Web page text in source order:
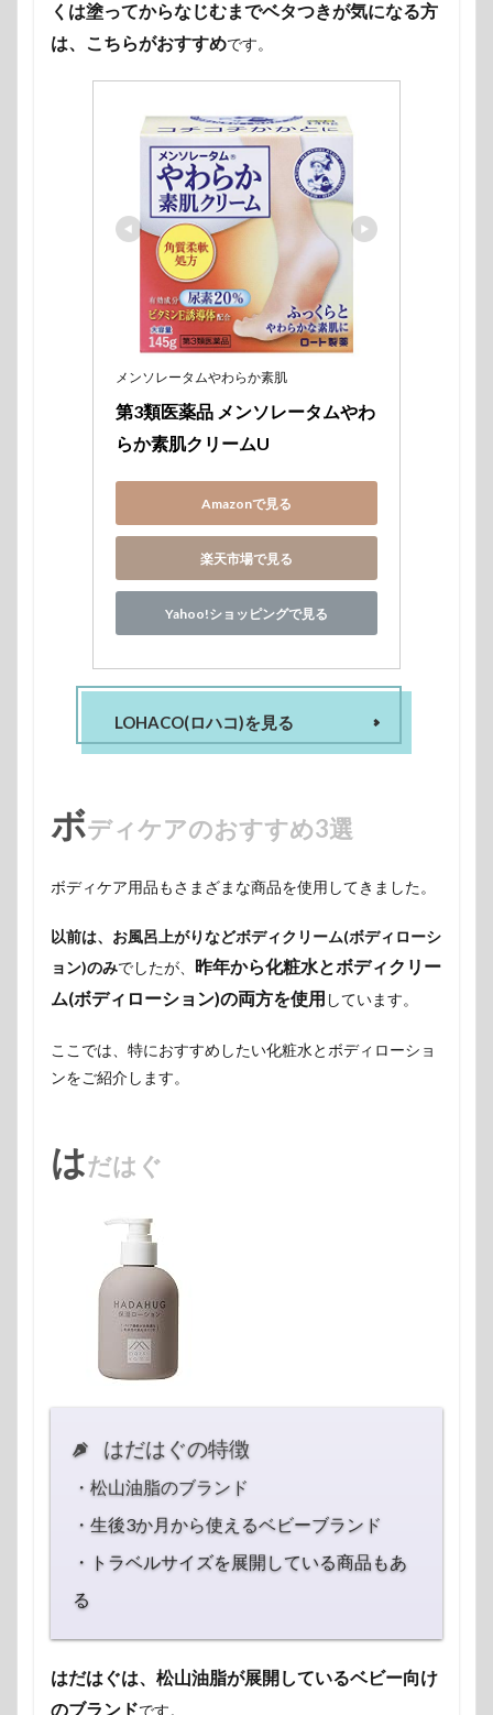
くは塗ってからなじむまでベタつきが気になる方
は、こちらがおすすめです。
メンソレータムやわらか素肌
第3類医薬品 メンソレータムやわ
らか素肌クリームU
Amazonで見る
楽天市場で見る
Yahoo!ショッピングで見る
LOHACO(ロハコ)を見る
ボディケアのおすすめ3選
ボディケア用品もさまざまな商品を使用してきました。
以前は、お風呂上がりなどボディクリーム(ボディローシ
ョン)のみでしたが、 昨年から化粧水とボディクリー
ム(ボディローション)の両方を使用 しています。
ここでは、特におすすめしたい化粧水とボディローショ
ンをご紹介します。
はだはぐ
はだはぐの特徴
・松山油脂のブランド
・生後3か月から使えるベビーブランド
・トラベルサイズを展開している商品もあ
る
はだはぐは、松山油脂が展開しているベビー向け
のブランドです。